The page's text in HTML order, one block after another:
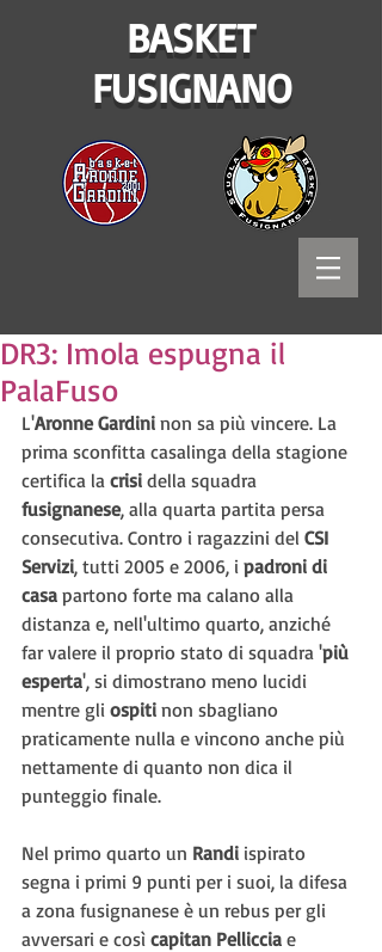
BASKET
FUSIGNANO
DR3: Imola espugna il
PalaFuso
L'Aronne Gardini non sa più vincere. La
prima sconfitta casalinga della stagione
certifica la crisi della squadra
fusignanese, alla quarta partita persa
consecutiva. Contro i ragazzini del CSI
Servizi, tutti 2005 e 2006, i padroni di
casa partono forte ma calano alla
distanza e, nell'ultimo quarto, anziché
far valere il proprio stato di squadra 'più
esperta', si dimostrano meno lucidi
mentre gli ospiti non sbagliano
praticamente nulla e vincono anche più
nettamente di quanto non dica il
punteggio finale.
Nel primo quarto un Randi ispirato
segna i primi 9 punti per i suoi, la difesa
a zona fusignanese è un rebus per gli
avversari e così capitan Pelliccia e